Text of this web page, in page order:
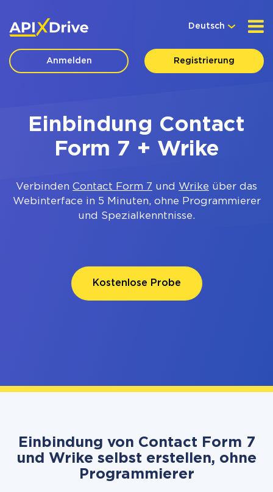
Deutsch
Anmelden Registrierung
Einbindung Contact
Form 7 + Wrike
Verbinden Contact Form 7 und Wrike über das
Webinterface in 5 Minuten, ohne Programmierer
und Spezialkenntnisse.
Kostenlose Probe
Einbindung von Contact Form 7
und Wrike selbst erstellen, ohne
Programmierer